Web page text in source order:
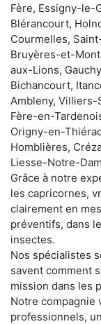
Fère, Essigny-le-
Blérancourt,
Courmelles,
Bruyères-et-
aux-Lions,
Bichancourt,
Ambleny,
Fère-en-
Origny-en-
Homblières,
Liesse-Notre-
Grâce à notre
les capricornes,
clairement en
préventifs, dans
insectes.
Nos spécialistes
savent comment
mission dans les
Notre compagnie
professionnels,